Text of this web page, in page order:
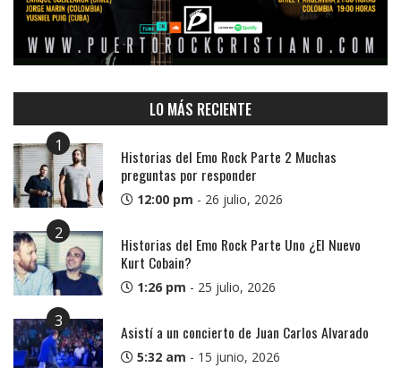
LO MÁS RECIENTE
1
Historias del Emo Rock Parte 2 Muchas
preguntas por responder
12:00 pm - 26 julio, 2026
2
Historias del Emo Rock Parte Uno ¿El Nuevo
Kurt Cobain?
1:26 pm - 25 julio, 2026
3
Asistí a un concierto de Juan Carlos Alvarado
5:32 am - 15 junio, 2026